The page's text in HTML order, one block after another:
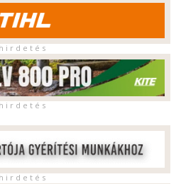
i r d e t é s
h i r d e t é s
i r d e t é s